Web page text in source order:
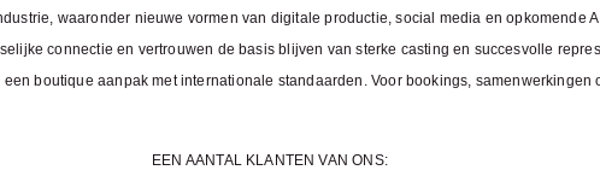
waaronder nieuwe vormen van digitale productie, social media en opkomende
connectie en vertrouwen de basis blijven van sterke casting en succesvolle
boutique aanpak met internationale standaarden. Voor bookings, samenwerkingen
EEN AANTAL KLANTEN VAN ONS: